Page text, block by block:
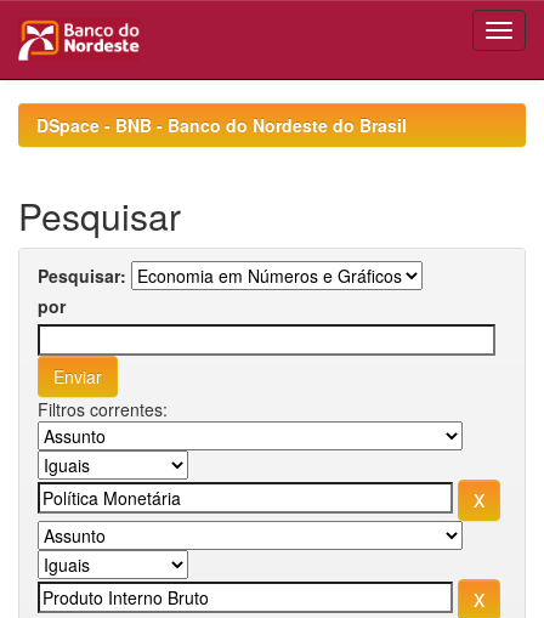
navigationDSpace - BNB - Banco do Nordeste do Brasil
Pesquisar
Pesquisar:
por
Filtros correntes: